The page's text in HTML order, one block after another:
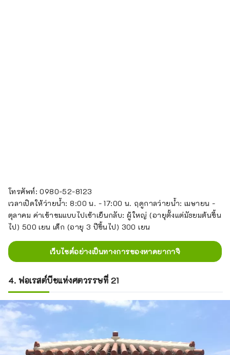
โทรศัพท์: 0980-52-8123
เวลาเปิดให้ว่ายน้ำ: 8:00 น. - 17:00 น. ฤดูกาลว่ายน้ำ: เมษายน -
ตุลาคม ค่าเข้าชมแบบไปเช้าเย็นกลับ: ผู้ใหญ่ (อายุตั้งแต่มัธยมต้นขึ้น
ไป) 500 เยน เด็ก (อายุ 3 ปีขึ้นไป) 300 เยน
เว็บไซต์อย่างเป็นทางการของหาดยากาจิ
4. ฟอเรสต์บีชแห่งศตวรรษที่ 21